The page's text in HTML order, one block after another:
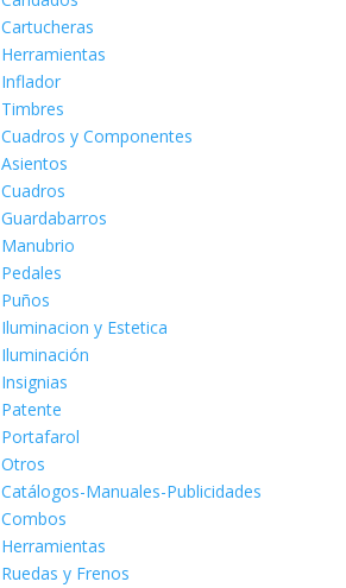
Cartucheras
Herramientas
Inflador
Timbres
Cuadros y Componentes
Asientos
Cuadros
Guardabarros
Manubrio
Pedales
Puños
Iluminacion y Estetica
Iluminación
Insignias
Patente
Portafarol
Otros
Catálogos-Manuales-Publicidades
Combos
Herramientas
Ruedas y Frenos